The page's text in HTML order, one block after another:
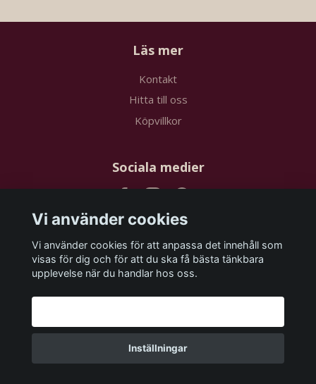
Läs mer
Kontakt
Hitta till oss
Köpvillkor
Sociala medier
Prenumerera på vårt nyhetsbrev
© 2026 papstudios.com
Vi använder cookies
Vi använder cookies för att anpassa det innehåll som
visas för dig och för att du ska få bästa tänkbara
upplevelse när du handlar hos oss.
Inställningar